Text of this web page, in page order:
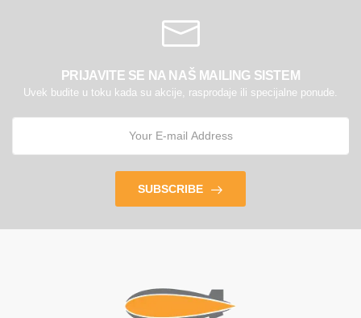
PRIJAVITE SE NA NAŠ MAILING SISTEM
Uvek budite u toku kada su akcije, rasprodaje ili specijalne ponude.
SUBSCRIBE